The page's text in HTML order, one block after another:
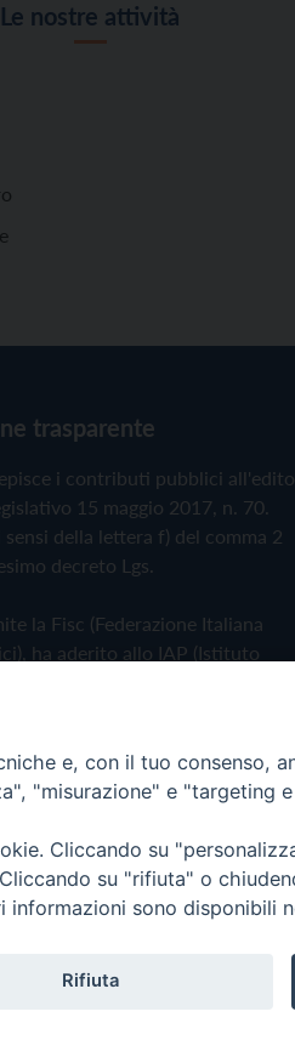
Le nostre attività
trasparente
i contributi pubblici
15 maggio 2017, n. 70.
sensi della lettera f) del comma 2
decreto Lgs.
la Fisc (Federazione Italiana
ha aderito allo IAP (Istituto
Cookie Policye, con il tuo consenso,
"misurazione" e "targeting
Cliccando su
su "rifiuta" o
sono disponibili
Rifiuta